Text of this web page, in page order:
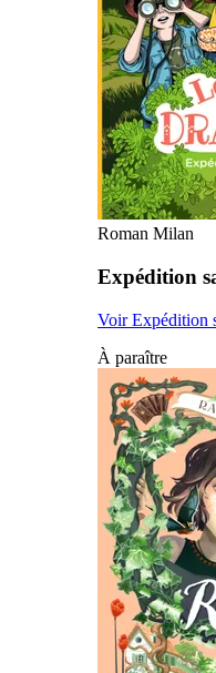
Roman Milan
Expédition
Voir Expédition
À paraître